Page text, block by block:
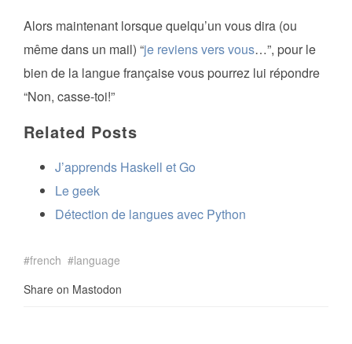
Alors maintenant lorsque quelqu’un vous dira (ou
même dans un mail) “je reviens vers vous…”, pour le
bien de la langue française vous pourrez lui répondre
“Non, casse-toi!”
Related Posts
J’apprends Haskell et Go
Le geek
Détection de langues avec Python
french
language
Share on Mastodon